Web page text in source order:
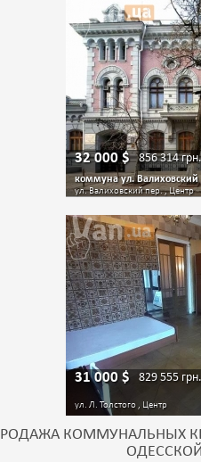
32 000$ 856 314грн.
коммуна ул. Валиховский
ул. Валиховский пер. , Центр
31 000 $ 829 555 грн.
ул. Л. Толстого , Центр
КОММУНАЛЬНЫХ